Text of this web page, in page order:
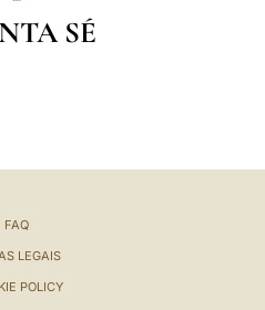
SÉ
FAQ
LEGAIS
POLICY